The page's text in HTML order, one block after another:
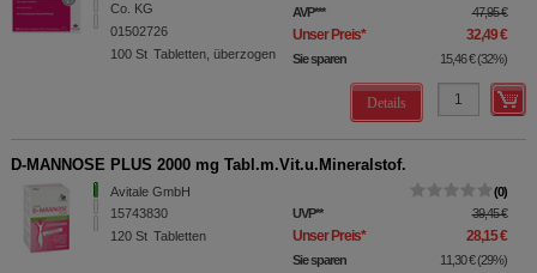
Co. KG
01502726
100 St Tabletten, überzogen
AVP*** 47,95 €
Unser Preis* 32,49 €
Sie sparen 15,46 € (32%)
Details
D-MANNOSE PLUS 2000 mg Tabl.m.Vit.u.Mineralstof.
Avitale GmbH
15743830
120 St Tabletten
0
UVP** 39,45 €
Unser Preis* 28,15 €
Sie sparen 11,30 € (29%)